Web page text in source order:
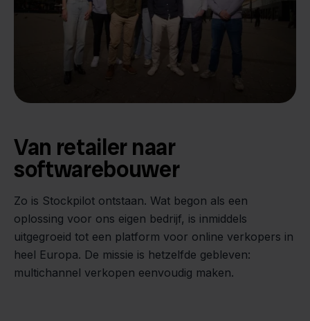
We groeien gecontroleerd, zonder
- Sander, Founder
Van retailer naar
softwarebouwer
Zo is Stockpilot ontstaan. Wat begon als een
oplossing voor ons eigen bedrijf, is inmiddels
uitgegroeid tot een platform voor online verkopers in
heel Europa. De missie is hetzelfde gebleven:
multichannel verkopen eenvoudig maken.